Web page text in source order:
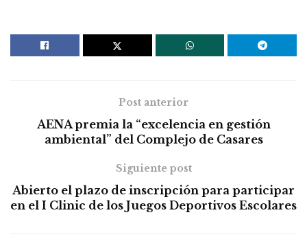
Post anterior
AENA premia la “excelencia en gestión
ambiental” del Complejo de Casares
Siguiente post
Abierto el plazo de inscripción para participar
en el I Clinic de los Juegos Deportivos Escolares